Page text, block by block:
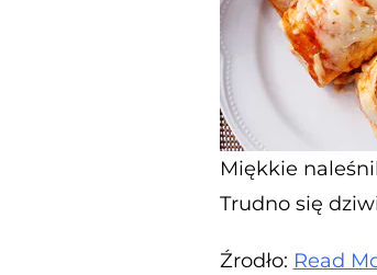
Miękkie
Trudno się
Źrodło: Read